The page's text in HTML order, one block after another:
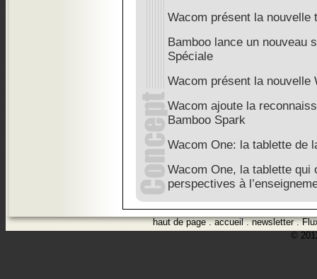
Wacom présent la nouvelle
Bamboo lance un nouveau
Spéciale
Wacom présent la nouvelle
Wacom ajoute la
Bamboo Spark
Wacom One: la tablette de
Wacom One, la tablette qui
perspectives à
haut de page.accueil.newsletter.
©